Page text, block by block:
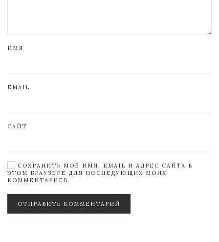
ИМЯ
EMAIL
САЙТ
СОХРАНИТЬ МОЁ ИМЯ, EMAIL И АДРЕС САЙТА В
ЭТОМ БРАУЗЕРЕ ДЛЯ ПОСЛЕДУЮЩИХ МОИХ
КОММЕНТАРИЕВ.
ОТПРАВИТЬ КОММЕНТАРИЙ